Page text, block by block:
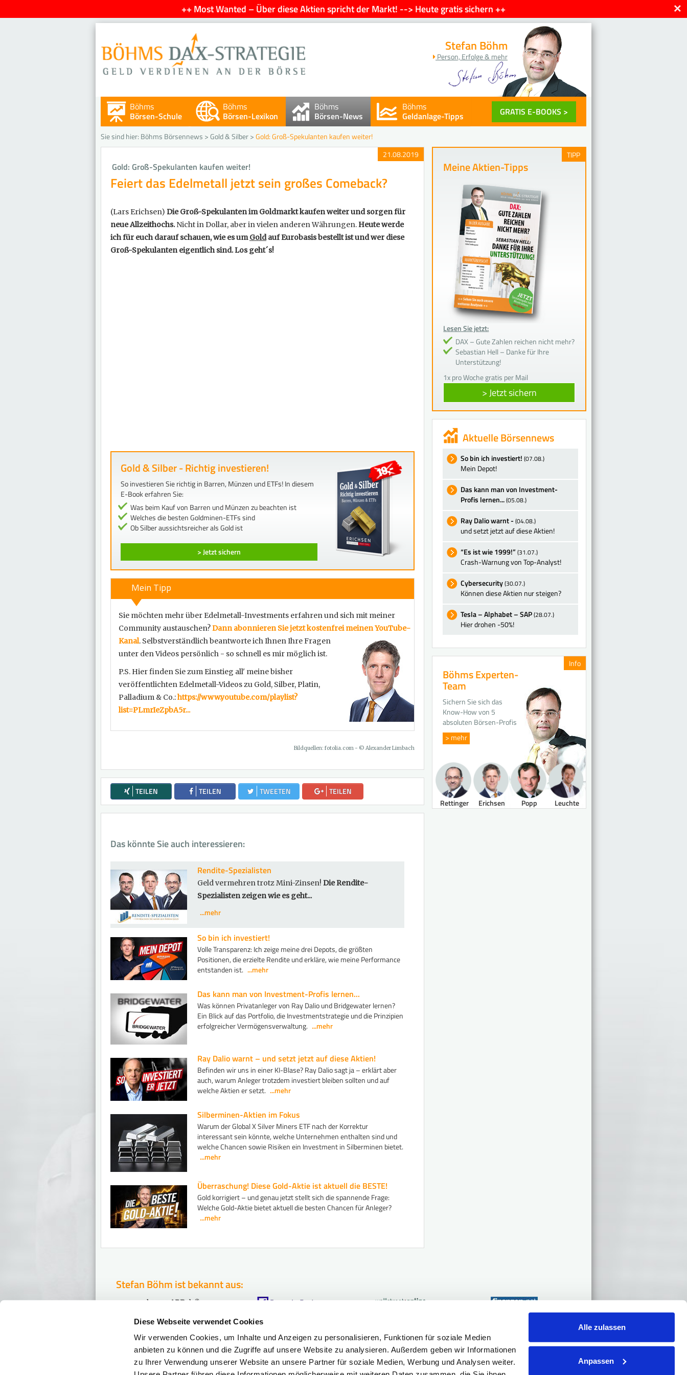
Diese Webseite verwendet Cookies
Wir verwenden Cookies, um Inhalte und Anzeigen zu personalisieren, Funktionen für soziale Medien
anbieten zu können und die Zugriffe auf unsere Website zu analysieren. Außerdem geben wir Informationen
zu Ihrer Verwendung unserer Website an unsere Partner für soziale Medien, Werbung und Analysen weiter.
Alle zulassen
Anpassen
++ Most Wanted – Über diese Aktien spricht der Markt! --> Heute gratis sichern ++ ×
Stefan Böhm
Person, Erfolge & mehr
Böhms
Börsen-Schule
Böhms
Börsen-Lexikon
Böhms
Börsen-News
Böhms
Geldanlage-Tipps GRATIS E-BOOKS >
Sie sind hier: Böhms Börsennews >Gold & Silber>Gold: Groß-Spekulanten kaufen weiter!
21.08.2019
Gold: Groß-Spekulanten kaufen weiter!
Feiert das Edelmetall jetzt sein großes Comeback?
(Lars Erichsen) Die Groß-Spekulanten im Goldmarkt kaufen weiter und sorgen für
neue Allzeithochs.Nicht in Dollar, aber in vielen anderen Währungen.Heute werde
ich für euch darauf schauen, wie es umGoldauf Eurobasis bestellt ist und wer diese
Groß-Spekulanten eigentlich sind. Los geht´s!
Gold & Silber - Richtig investieren!
So investieren Sie richtig in Barren, Münzen und ETFs! In diesem
E-Book erfahren Sie:
Was beim Kauf von Barren und Münzen zu beachten ist
Welches die besten Goldminen-ETFs sind
Ob Silber aussichtsreicher als Gold ist
> Jetzt sichern
Mein Tipp
Sie möchten mehr über Edelmetall-Investments erfahren und sich mit meiner
Community austauschen?Dann abonnieren Sie jetzt kostenfrei meinen YouTube-
Kanal. Selbstverständlich beantworte ich Ihnen Ihre Fragen
unter den Videos persönlich - so schnell es mir möglich ist.
P.S. Hier finden Sie zum Einstieg all' meine bisher
veröffentlichten Edelmetall-Videos zu Gold, Silber, Platin,
Palladium & Co.:https://www.youtube.com/playlist?
list=PLmrIeZpbA5r...
Bildquellen: fotolia.com - © Alexander Limbach
TEILEN TEILEN TWEETEN TEILEN
Das könnte Sie auch interessieren:
Rendite-Spezialisten
Geld vermehren trotz Mini-Zinsen! Die Rendite-
Spezialisten zeigen wie es geht...
...mehr
So bin ich investiert!
Volle Transparenz: Ich zeige meine drei Depots, die größten
Positionen, die erzielte Rendite und erkläre, wie meine Performance
entstanden ist. ...mehr
Das kann man von Investment-Profis lernen...
Was können Privatanleger von Ray Dalio und Bridgewater lernen?
Ein Blick auf das Portfolio, die Investmentstrategie und die Prinzipien
erfolgreicher Vermögensverwaltung. ...mehr
Ray Dalio warnt – und setzt jetzt auf diese Aktien!
Befinden wir uns in einer KI-Blase? Ray Dalio sagt ja – erklärt aber
auch, warum Anleger trotzdem investiert bleiben sollten und auf
welche Aktien er setzt. ...mehr
Silberminen-Aktien im Fokus
Warum der Global X Silver Miners ETF nach der Korrektur
interessant sein könnte, welche Unternehmen enthalten sind und
welche Chancen sowie Risiken ein Investment in Silberminen bietet.
...mehr
Überraschung! Diese Gold-Aktie ist aktuell die BESTE!
Gold korrigiert – und genau jetzt stellt sich die spannende Frage:
Welche Gold-Aktie bietet aktuell die besten Chancen für Anleger?
...mehr
TIPP
Meine Aktien-Tipps
Lesen Sie jetzt:
DAX – Gute Zahlen reichen nicht mehr?
Sebastian Hell – Danke für Ihre
Unterstützung!
1x pro Woche gratis per Mail
> Jetzt sichern
Aktuelle Börsennews
So bin ich investiert! (07.08.)
Mein Depot!
Das kann man von Investment-
Profis lernen...(05.08.)
Ray Dalio warnt - (04.08.)
und setzt jetzt auf diese Aktien!
“Es ist wie 1999!”(31.07.)
Crash-Warnung von Top-Analyst!
Cybersecurity(30.07.)
Können diese Aktien nur steigen?
Tesla – Alphabet – SAP(28.07.)
Hier drohen -50%!
Rettinger Erichsen Popp Leuchte
Info
Böhms Experten-
Team
Sichern Sie sich das
Know-How von 5
absoluten Börsen-Profis
> mehr
Stefan Böhm ist bekannt aus:
Ist Ihr Geld in Gefahr?
Diese Tipps schützen Ihr Vermögen Böhms Börsen-Schule
BöhmsBörsen-Lexikon
Kontakt
AGB